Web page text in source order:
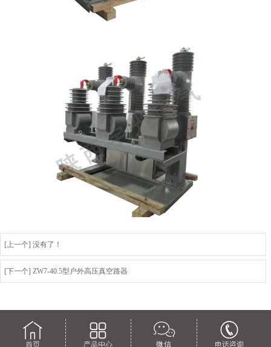
[上一个] 没有了！
[下一个] ZW7-40.5型户外高压真空路器